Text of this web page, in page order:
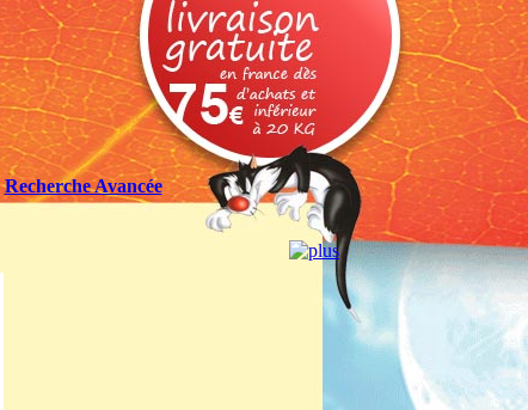
Recherche Avancée